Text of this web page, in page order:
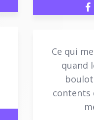
Ce qui
quand
contents